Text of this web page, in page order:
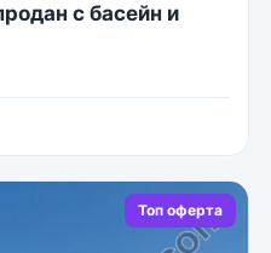
с басейн и
Топ оферта